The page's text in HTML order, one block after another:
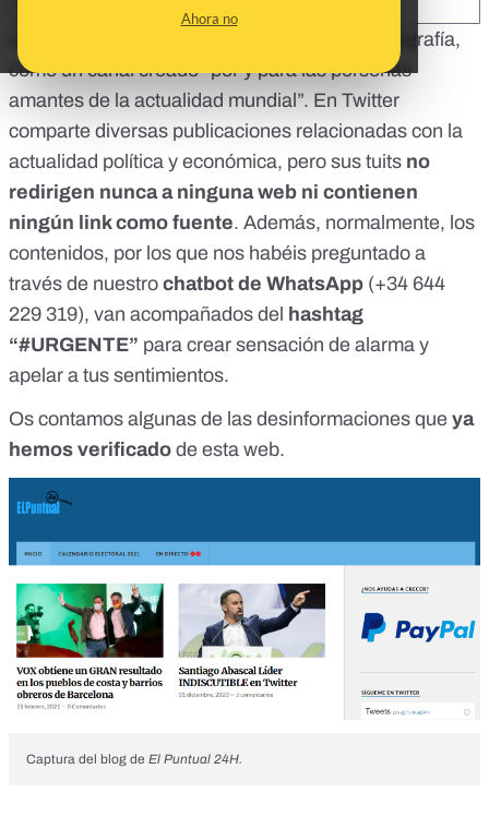
Ahora no
se define, según su biografía,
como un canal creado “por y para las personas
amantes de la actualidad mundial”. En Twitter
comparte diversas publicaciones relacionadas con la
actualidad política y económica, pero sus tuits no
redirigen nunca a ninguna web ni contienen
ningún link como fuente. Además, normalmente, los
contenidos, por los que nos habéis preguntado a
través de nuestro chatbot de WhatsApp (+34 644
229 319), van acompañados del hashtag
“#URGENTE” para crear sensación de alarma y
apelar a tus sentimientos.
Os contamos algunas de las desinformaciones que ya
hemos verificado de esta web.
Captura del blog de El Puntual 24H.